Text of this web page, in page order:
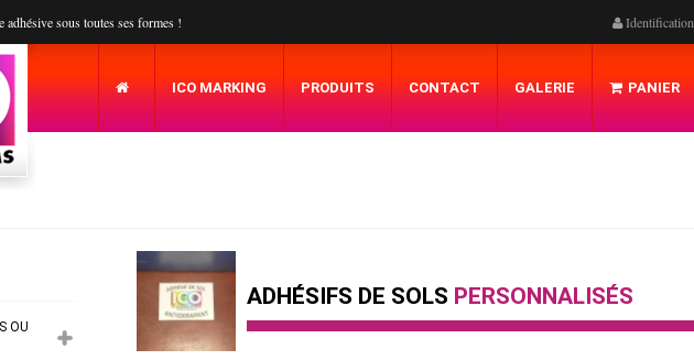
adhésive sous toutes ses formes ! Identification
ICO MARKING PRODUITS CONTACT GALERIE PANIER
ADHÉSIFS DE SOLS PERSONNALISÉS
OU